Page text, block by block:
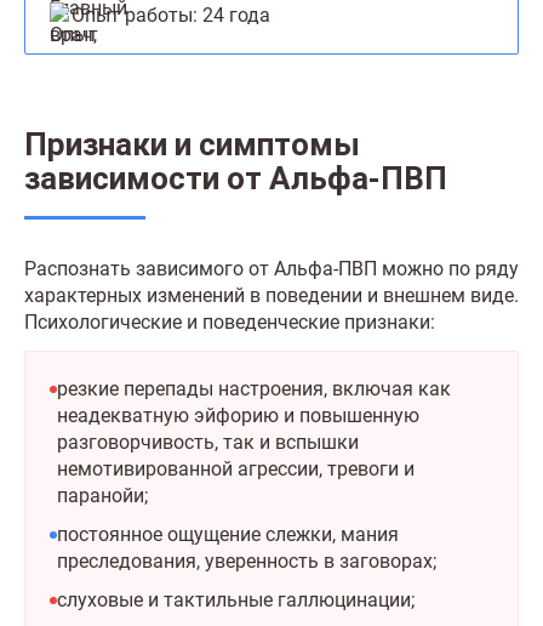
Опыт работы: 24 года
Признаки и симптомы
зависимости от Альфа-ПВП
Распознать зависимого от Альфа-ПВП можно по ряду
характерных изменений в поведении и внешнем виде.
Психологические и поведенческие признаки:
резкие перепады настроения, включая как
неадекватную эйфорию и повышенную
разговорчивость, так и вспышки
немотивированной агрессии, тревоги и
паранойи;
постоянное ощущение слежки, мания
преследования, уверенность в заговорах;
слуховые и тактильные галлюцинации;